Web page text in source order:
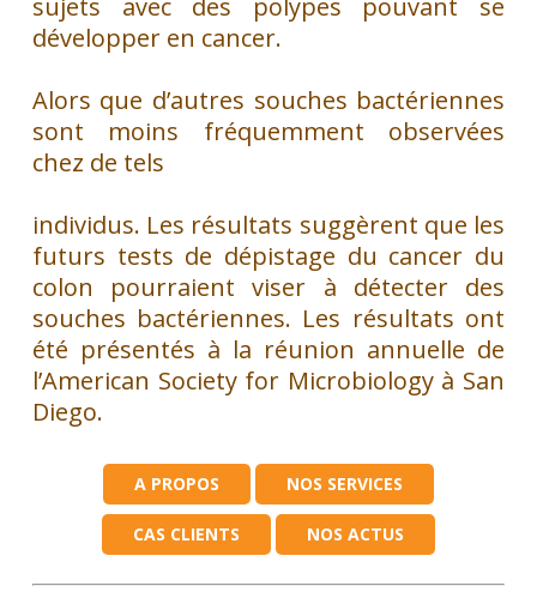
sujets avec des polypes pouvant se
développer en cancer.
Alors que d’autres souches bactériennes
sont moins fréquemment observées
chez de tels
individus. Les résultats suggèrent que les
futurs tests de dépistage du cancer du
colon pourraient viser à détecter des
souches bactériennes. Les résultats ont
été présentés à la réunion annuelle de
l’American Society for Microbiology à San
Diego.
A PROPOS NOS SERVICES
CAS CLIENTS NOS ACTUS